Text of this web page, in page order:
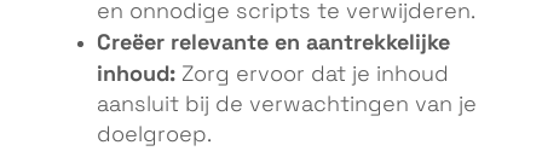
en onnodige scripts te verwijderen.
Creëer relevante en aantrekkelijke
inhoud: Zorg ervoor dat je inhoud
aansluit bij de verwachtingen van je
doelgroep.